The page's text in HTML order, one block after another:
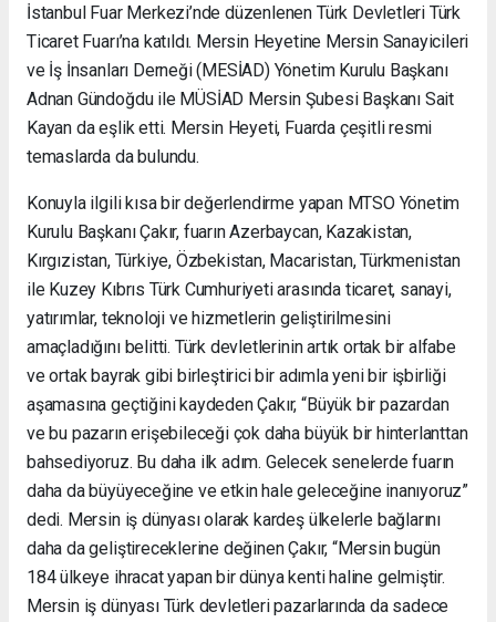
İstanbul Fuar Merkezi’nde düzenlenen Türk Devletleri Türk
Ticaret Fuarı’na katıldı. Mersin Heyetine Mersin Sanayicileri
ve İş İnsanları Derneği (MESİAD) Yönetim Kurulu Başkanı
Adnan Gündoğdu ile MÜSİAD Mersin Şubesi Başkanı Sait
Kayan da eşlik etti. Mersin Heyeti, Fuarda çeşitli resmi
temaslarda da bulundu.
Konuyla ilgili kısa bir değerlendirme yapan MTSO Yönetim
Kurulu Başkanı Çakır, fuarın Azerbaycan, Kazakistan,
Kırgızistan, Türkiye, Özbekistan, Macaristan, Türkmenistan
ile Kuzey Kıbrıs Türk Cumhuriyeti arasında ticaret, sanayi,
yatırımlar, teknoloji ve hizmetlerin geliştirilmesini
amaçladığını belitti. Türk devletlerinin artık ortak bir alfabe
ve ortak bayrak gibi birleştirici bir adımla yeni bir işbirliği
aşamasına geçtiğini kaydeden Çakır, “Büyük bir pazardan
ve bu pazarın erişebileceği çok daha büyük bir hinterlanttan
bahsediyoruz. Bu daha ilk adım. Gelecek senelerde fuarın
daha da büyüyeceğine ve etkin hale geleceğine inanıyoruz”
dedi. Mersin iş dünyası olarak kardeş ülkelerle bağlarını
daha da geliştireceklerine değinen Çakır, “Mersin bugün
184 ülkeye ihracat yapan bir dünya kenti haline gelmiştir.
Mersin iş dünyası Türk devletleri pazarlarında da sadece